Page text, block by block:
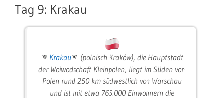
Tag 9: Krakau
Krakau
(polnisch Kraków), die Hauptstadt
der Woiwodschaft Kleinpolen, liegt im Süden von
Polen rund 250 km südwestlich von Warschau
und ist mit etwa 765.000 Einwohnern die